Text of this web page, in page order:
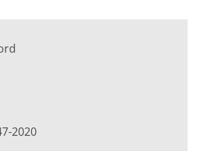
2020